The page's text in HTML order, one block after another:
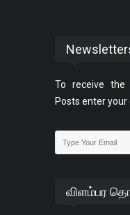
To receive
Posts enter your
விளம்பர